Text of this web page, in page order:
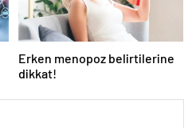
Erken menopoz belirtilerine
dikkat!